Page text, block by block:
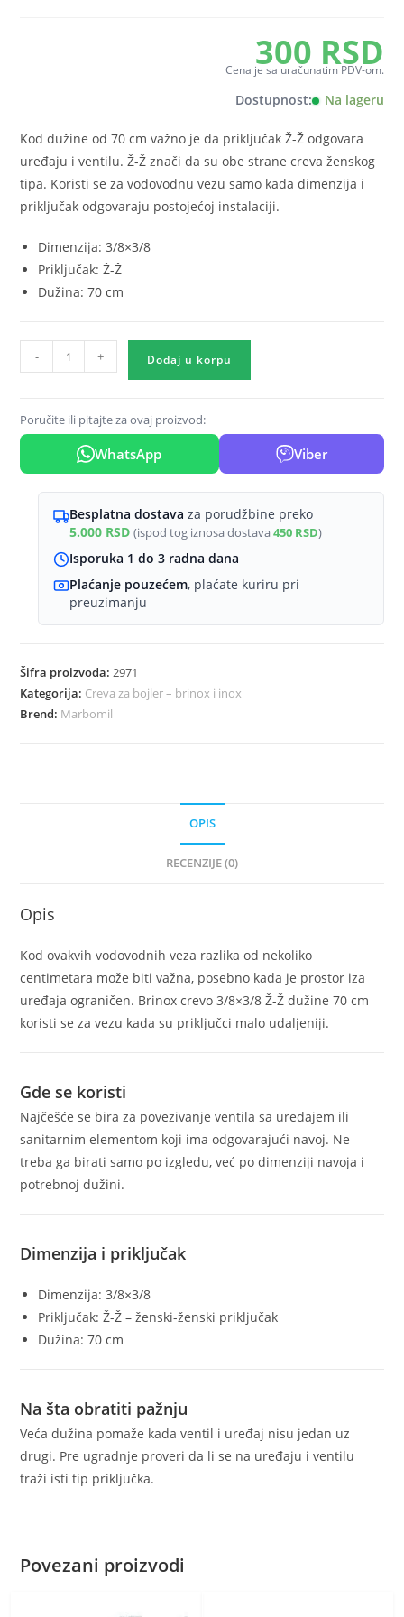
300 RSD
Cena je sa uračunatim PDV-om.
Dostupnost: Na lageru
Kod dužine od 70 cm važno je da priključak Ž-Ž odgovara
uređaju i ventilu. Ž-Ž znači da su obe strane creva ženskog
tipa. Koristi se za vodovodnu vezu samo kada dimenzija i
priključak odgovaraju postojećoj instalaciji.
Dimenzija: 3/8×3/8
Priključak: Ž-Ž
Dužina: 70 cm
Brinox
crevo
3/8x3/8
cm
količina
- + Dodaj u korpu
Poručite ili pitajte za ovaj proizvod:
WhatsApp Viber
Besplatna dostava za porudžbine preko
5.000 RSD (ispod tog iznosa dostava450 RSD)
Isporuka 1 do 3 radna dana
Plaćanje pouzećem, plaćate kuriru pri
preuzimanju
Šifra proizvoda:2971
Kategorija: Creva za bojler – brinox i inox
Brend: Marbomil
OPIS
RECENZIJE (0)
Opis
Kod ovakvih vodovodnih veza razlika od nekoliko
centimetara može biti važna, posebno kada je prostor iza
uređaja ograničen. Brinox crevo 3/8×3/8 Ž-Ž dužine 70 cm
koristi se za vezu kada su priključci malo udaljeniji.
Gde se koristi
Najčešće se bira za povezivanje ventila sa uređajem ili
sanitarnim elementom koji ima odgovarajući navoj. Ne
treba ga birati samo po izgledu, već po dimenziji navoja i
potrebnoj dužini.
Dimenzija i priključak
Dimenzija: 3/8×3/8
Priključak: Ž-Ž – ženski-ženski priključak
Dužina: 70 cm
Na šta obratiti pažnju
Veća dužina pomaže kada ventil i uređaj nisu jedan uz
drugi. Pre ugradnje proveri da li se na uređaju i ventilu
traži isti tip priključka.
Povezani proizvodi